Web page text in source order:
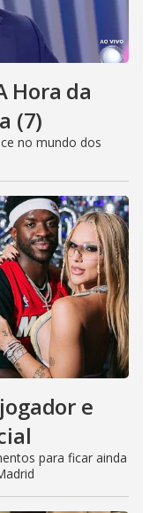
Hora da
(7)
no mundo dos
e
para ficar ainda